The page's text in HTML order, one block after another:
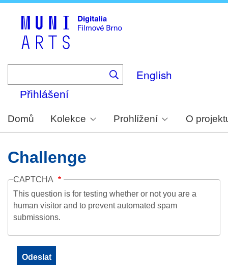
English
Přihlášení
Domů Kolekce Prohlížení O
Challenge
CAPTCHA
This question is for testing whether or not you are a
human visitor and to prevent automated spam
submissions.